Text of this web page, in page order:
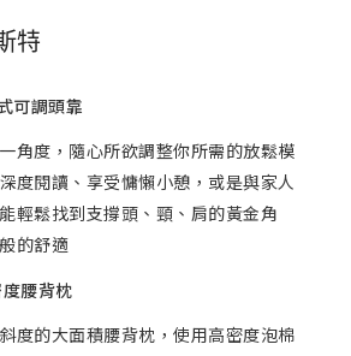
特
可調頭靠
角度，隨心所欲調整你所需的放鬆模
度閱讀、享受慵懶小憩，或是與家人
輕鬆找到支撐頭、頸、肩的黃金角
的舒適
腰背枕
度的大面積腰背枕，使用高密度泡棉